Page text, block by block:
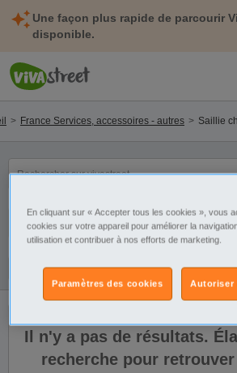
Une façon plus rapide de parcourir
disponible.
France Services, accessoires - autres Saillie
clé(s)
Catégorie
Galerie
Il n'y a pas de résultats.
recherche pour
En cliquant sur « Accepter tous les cookies », vous
cookies sur votre appareil pour améliorer la
utilisation et contribuer à nos efforts de marketing.
Autoriser
Paramètres des cookies